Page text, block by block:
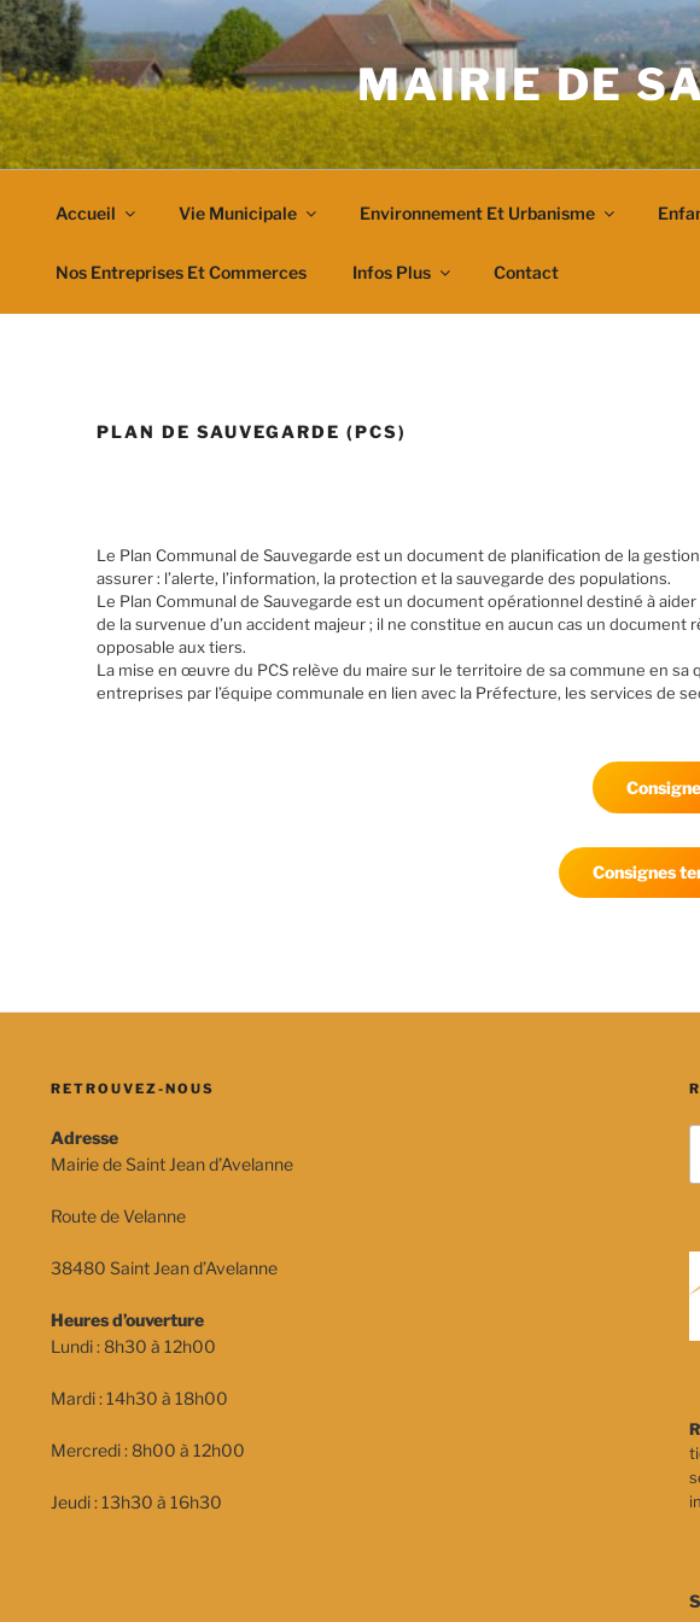
Aller
au
contenu
principal
MAIRIE DE
Accueil Vie Municipale Environnement Et Urbanisme
Nos Entreprises Et Commerces Infos Plus Contact
PLAN DE SAUVEGARDE (PCS)
Le Plan Communal de Sauvegarde est un document de planification de la
assurer : l’alerte, l’information, la protection et la sauvegarde des populations.
Le Plan Communal de Sauvegarde est un document opérationnel destiné à
de la survenue d’un accident majeur ; il ne constitue en aucun cas un document
opposable aux tiers.
La mise en œuvre du PCS relève du maire sur le territoire de sa commune en
entreprises par l’équipe communale en lien avec la Préfecture, les services de
Consignes
RETROUVEZ-NOUS
Adresse
Mairie de Saint Jean d’Avelanne
Route de Velanne
38480 Saint Jean d’Avelanne
Heures d’ouverture
Lundi : 8h30 à 12h00
Mardi : 14h30 à 18h00
Mercredi : 8h00 à 12h00
Jeudi : 13h30 à 16h30
: